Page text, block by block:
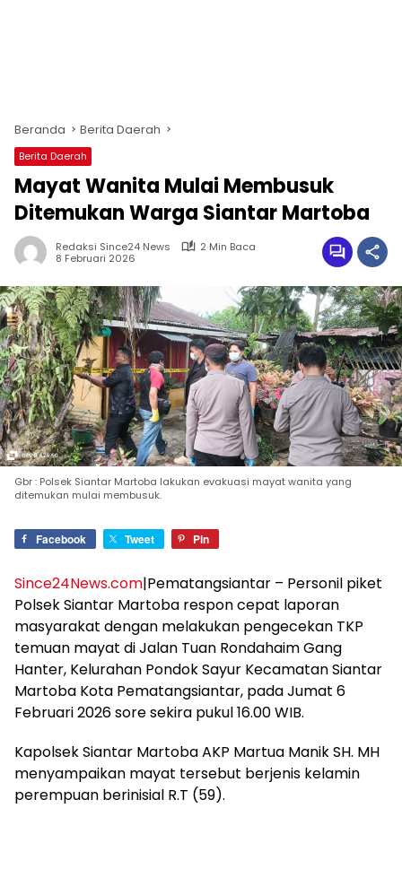
Beranda Berita Daerah
Berita Daerah
Mayat Wanita Mulai Membusuk
Ditemukan Warga Siantar Martoba
Redaksi Since24 News
2 Min Baca
8 Februari 2026
Gbr : Polsek Siantar Martoba lakukan evakuasi mayat wanita yang
ditemukan mulai membusuk.
Facebook Tweet Pin
Since24News.com|Pematangsiantar – Personil piket
Polsek Siantar Martoba respon cepat laporan
masyarakat dengan melakukan pengecekan TKP
temuan mayat di Jalan Tuan Rondahaim Gang
Hanter, Kelurahan Pondok Sayur Kecamatan Siantar
Martoba Kota Pematangsiantar, pada Jumat 6
Februari 2026 sore sekira pukul 16.00 WIB.
Kapolsek Siantar Martoba AKP Martua Manik SH. MH
menyampaikan mayat tersebut berjenis kelamin
perempuan berinisial R.T (59).